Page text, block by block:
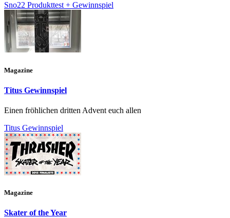
Sno22 Produkttest + Gewinnspiel
Magazine
Titus Gewinnspiel
Einen fröhlichen dritten Advent euch allen
Titus Gewinnspiel
Magazine
Skater of the Year